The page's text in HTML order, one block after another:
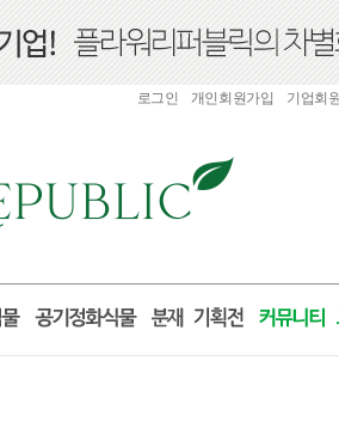
로그인 개인회원가입 기업회